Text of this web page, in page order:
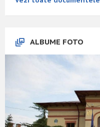
ALBUME FOTO